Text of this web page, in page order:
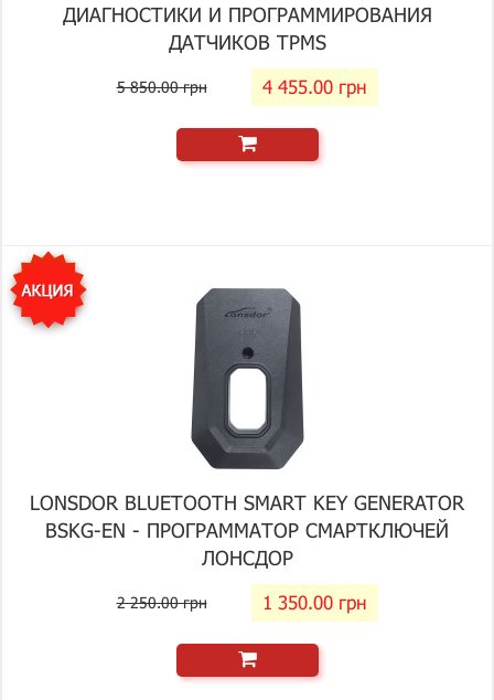
ДИАГНОСТИКИ И ПРОГРАММИРОВАНИЯ
ДАТЧИКОВ TPMS
5 850.00 грн 4 455.00 грн
LONSDOR BLUETOOTH SMART KEY GENERATOR
BSKG-EN - ПРОГРАММАТОР СМАРТКЛЮЧЕЙ
ЛОНСДОР
2 250.00 грн 1 350.00 грн